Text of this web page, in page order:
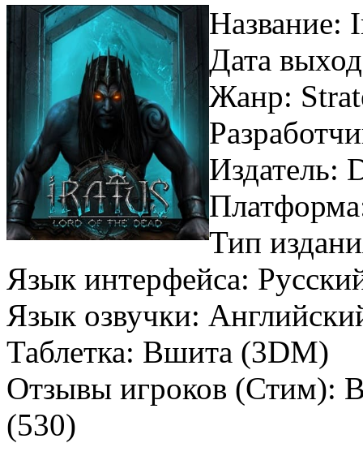
Название:
Дата
Жанр:
Издатель:
Тип
Язык интерфейса:
Язык озвучки:
Таблетка: Вшита (3DM)
Отзывы игроков (Стим):
(530)